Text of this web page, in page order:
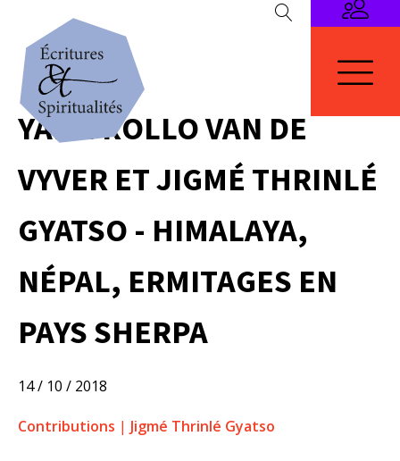
YANN ROLLO VAN DE
VYVER ET JIGMÉ THRINLÉ
GYATSO - HIMALAYA,
NÉPAL, ERMITAGES EN
PAYS SHERPA
14 / 10 / 2018
Contributions | Jigmé Thrinlé Gyatso